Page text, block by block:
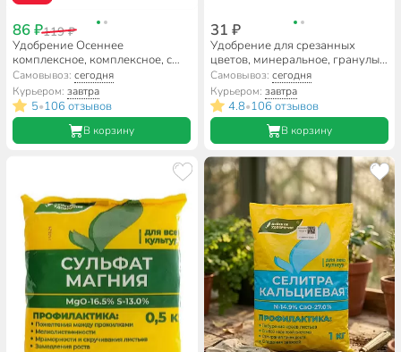
86 ₽119 ₽
Удобрение Осеннее
комплексное, комплексное, с
микроэлементами,
минеральное, 1 кг, Agros
Самовывоз:сегодня
Курьером:завтра
5•106 отзывов
В корзину
31 ₽
Удобрение для срезанных
цветов, минеральное, гранулы,
15 г, Bona Forte
Самовывоз: сегодня
Курьером: завтра
4.8•106 отзывов
В корзину